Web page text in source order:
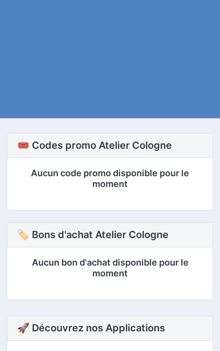
🎟️ Codes promo Atelier Cologne
Aucun code promo disponible pour le
moment
🏷 Bons d'achat Atelier Cologne
Aucun bon d'achat disponible pour le
moment
🚀 Découvrez nos Applications